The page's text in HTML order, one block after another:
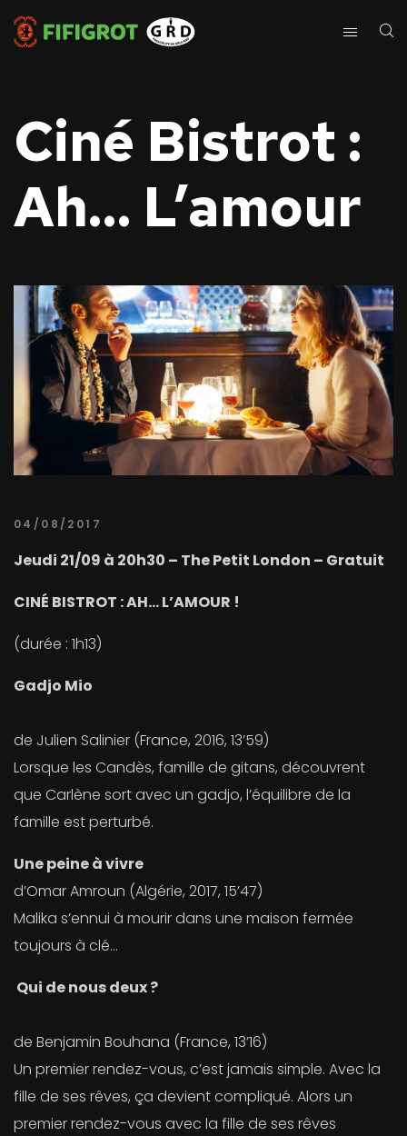
Ciné Bistrot :
Ah… L’amour
04/08/2017
Jeudi 21/09 à 20h30 – The Petit London – Gratuit
CINÉ BISTROT :AH… L’AMOUR !
(durée : 1h13)
Gadjo Mio
de Julien Salinier (France, 2016, 13’59)
Lorsque les Candès, famille de gitans, découvrent
que Carlène sort avec un gadjo, l’équilibre de la
famille est perturbé.
Une peine à vivre
d’Omar Amroun (Algérie, 2017, 15’47)
Malika s’ennui à mourir dans une maison fermée
toujours à clé…
Qui de nous deux ?
de Benjamin Bouhana (France, 13’16)
Un premier rendez-vous, c’est jamais simple. Avec la
fille de ses rêves, ça devient compliqué. Alors un
premier rendez-vous avec la fille de ses rêves